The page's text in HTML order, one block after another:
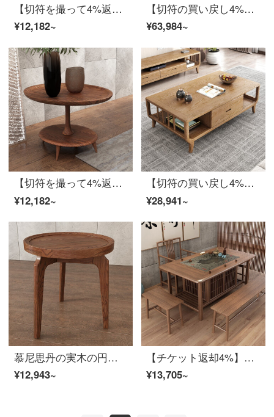
【切符を撮って4%返します】慕尼思丹辺のいくつかの実の木の辺のいくつかの客間の小さい茶のソファーの角のいくつかの低い金の辺のいくつか【高さ54 cm】【輸入の白い蝋の木】
¥12,182~
【切符の買い戻し4%】慕尼思丹茶の実木茶のいくつかの岩板茶の新中国式北欧客間の物置きとして、何かの白い蝋の木茶の箱を組み合わせた、実木茶何+実木テレビの棚【輸入の白い岩板】
¥63,984~
【切符を撮って4%返します】慕尼思丹円のいくつかの実木茶の何の客間が物を蓄えるのは何円ですか？【輸入の白い蝋の木】
¥12,182~
【切符の買い戻し4%】慕尼思丹茶の実木茶のいくつかの中国式北欧客間の原木色の家具の白蝋木茶のいくつかのテレビボックスの組み合わせ貯蔵茶のいくつかの実木茶何【輸入白蝋木＋大保存物の引き出し+環境保護ワニス】
¥28,941~
慕尼思丹の実木の円の何の本当の木の茶の客間の茶の何円のいくつか【輸入の白い蝋の木】
¥12,943~
【チケット返却4%】慕尼思丹茶卓の実木茶台新中国式客間火石四角形茶テーブルの白蝋木茶テーブルとテーブル椅子の組み合わせ木のベンチ*1【輸入白蝋木】
¥13,705~